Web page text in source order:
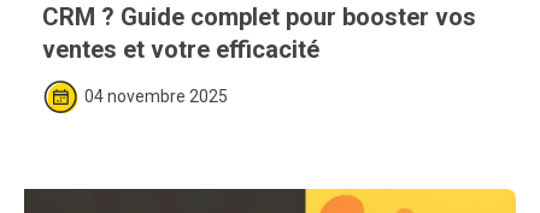
CRM ? Guide complet pour booster vos
ventes et votre efficacité
04 novembre 2025